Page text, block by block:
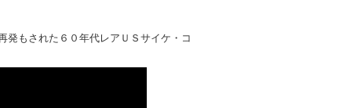
発もされた６０年代レアＵＳサイケ・コ